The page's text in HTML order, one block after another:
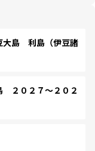
島 利島（伊豆諸
２０２７～２０２